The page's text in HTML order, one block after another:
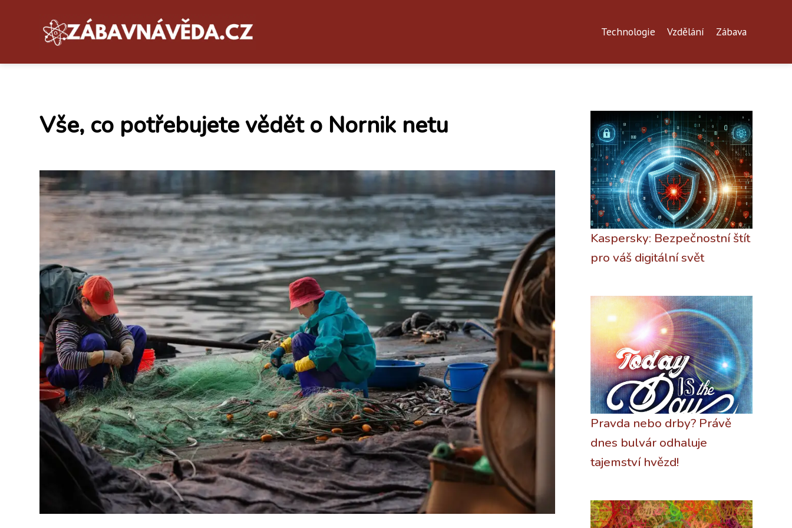
Technologie Vzdělání Zábava
Vše, co potřebujete vědět o Nornik netu
Kaspersky: Bezpečnostní štít
pro váš digitální svět
Pravda nebo drby? Právě
dnes bulvár odhaluje
tajemství hvězd!